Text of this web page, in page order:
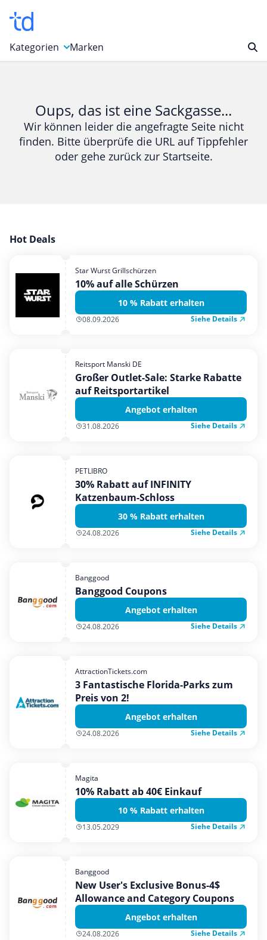
Kategorien
Bücher & Magazine
Computer & Elektronik
Entertainment & Media
Garten, Haushalt & Tiere
Mobilfunk & Internet
Mode & Accessoires
Shopping
Urlaub & Reise
Marken
Oups, das ist eine Sackgasse...
Wir können leider die angefragte Seite nicht
finden. Bitte überprüfe die URL auf Tippfehler
oder gehe zurück zur Startseite.
Hot Deals
Star Wurst Grillschürzen
10% auf alle Schürzen
10 % Rabatt erhalten
08.09.2026 Siehe Details
Reitsport Manski DE
Großer Outlet-Sale: Starke Rabatte
auf Reitsportartikel
Angebot erhalten
31.08.2026 Siehe Details
PETLIBRO
30% Rabatt auf INFINITY
Katzenbaum-Schloss
30 % Rabatt erhalten
24.08.2026 Siehe Details
Banggood
Banggood Coupons
Angebot erhalten
24.08.2026 Siehe Details
AttractionTickets.com
3 Fantastische Florida-Parks zum
Preis von 2!
Angebot erhalten
24.08.2026 Siehe Details
Magita
10% Rabatt ab 40€ Einkauf
10 % Rabatt erhalten
13.05.2029 Siehe Details
Banggood
New User's Exclusive Bonus-4$
Allowance and Category Coupons
Angebot erhalten
24.08.2026 Siehe Details